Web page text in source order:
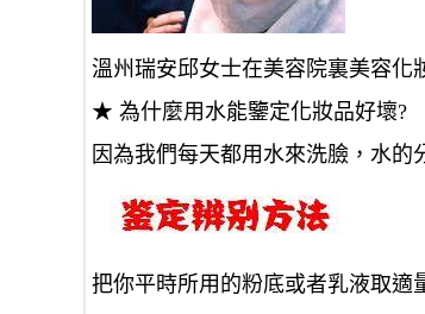
溫州瑞安邱女士在美容院裏美容
★ 為什麼用水能鑒定化妝品好壞?
因為我們每天都用水來洗臉，水的
把你平時所用的粉底或者乳液取適